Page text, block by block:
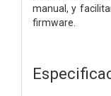
manual, y
firmware.